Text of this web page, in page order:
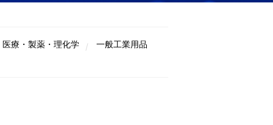
医療・製薬・理化学
一般工業用品